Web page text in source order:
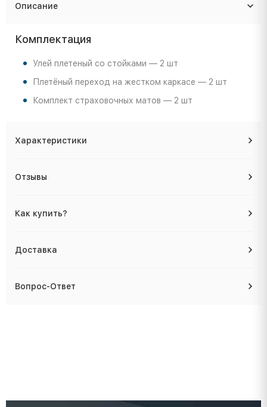
Описание
Комплектация
Улей плетеный со стойками — 2 шт
Плетёный переход на жестком каркасе — 2 шт
Комплект страховочных матов — 2 шт
Характеристики
Отзывы
Как купить?
Доставка
Вопрос-Ответ